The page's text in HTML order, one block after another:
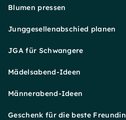
Blumen pressen
Junggesellenabschied planen
JGA für Schwangere
Mädelsabend-Ideen
Männerabend-Ideen
Geschenk für die beste Freundin